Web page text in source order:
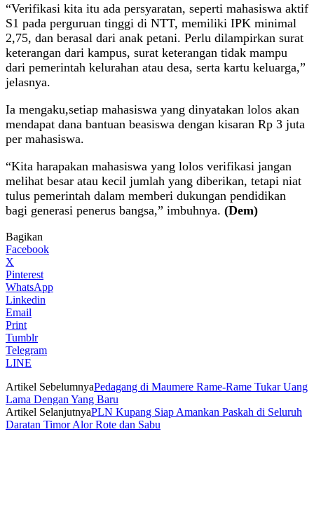
“Verifikasi kita itu ada persyaratan, seperti mahasiswa aktif
S1 pada perguruan tinggi di NTT, memiliki IPK minimal
2,75, dan berasal dari anak petani. Perlu dilampirkan surat
keterangan dari kampus, surat keterangan tidak mampu
dari pemerintah kelurahan atau desa, serta kartu keluarga,”
jelasnya.
Ia mengaku,setiap mahasiswa yang dinyatakan lolos akan
mendapat dana bantuan beasiswa dengan kisaran Rp 3 juta
per mahasiswa.
“Kita harapakan mahasiswa yang lolos verifikasi jangan
melihat besar atau kecil jumlah yang diberikan, tetapi niat
tulus pemerintah dalam memberi dukungan pendidikan
bagi generasi penerus bangsa,” imbuhnya. (Dem)
Bagikan
Facebook
X
Pinterest
WhatsApp
Linkedin
Email
Print
Tumblr
Telegram
LINE
Artikel SebelumnyaPedagang di Maumere Rame-Rame Tukar Uang
Lama Dengan Yang Baru
Artikel SelanjutnyaPLN Kupang Siap Amankan Paskah di Seluruh
Daratan Timor Alor Rote dan Sabu